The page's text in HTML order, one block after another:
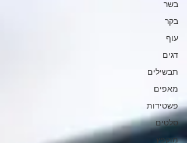
בשר
בקר
עוף
דגים
תבשילים
מאפים
פשטידות
סלטים
מוקפץ